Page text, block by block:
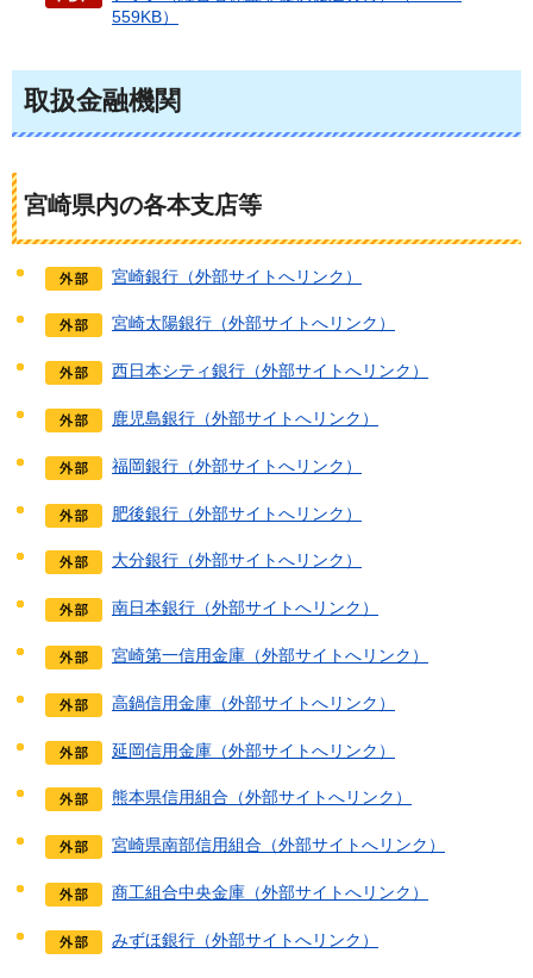
559KB）
取扱金融機関
宮崎県内の各本支店等
宮崎銀行（外部サイトへリンク）
宮崎太陽銀行（外部サイトへリンク）
西日本シティ銀行（外部サイトへリンク）
鹿児島銀行（外部サイトへリンク）
福岡銀行（外部サイトへリンク）
肥後銀行（外部サイトへリンク）
大分銀行（外部サイトへリンク）
南日本銀行（外部サイトへリンク）
宮崎第一信用金庫（外部サイトへリンク）
高鍋信用金庫（外部サイトへリンク）
延岡信用金庫（外部サイトへリンク）
熊本県信用組合（外部サイトへリンク）
宮崎県南部信用組合（外部サイトへリンク）
商工組合中央金庫（外部サイトへリンク）
みずほ銀行（外部サイトへリンク）